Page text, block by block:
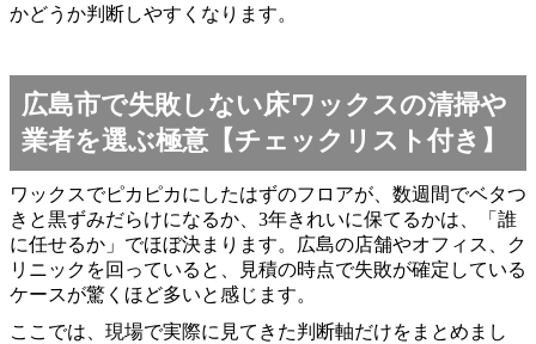
かどうか判断しやすくなります。
広島市で失敗しない床ワックスの清掃や
業者を選ぶ極意【チェックリスト付き】
ワックスでピカピカにしたはずのフロアが、数週間でベタつ
きと黒ずみだらけになるか、3年きれいに保てるかは、「誰
に任せるか」でほぼ決まります。広島の店舗やオフィス、ク
リニックを回っていると、見積の時点で失敗が確定している
ケースが驚くほど多いと感じます。
ここでは、現場で実際に見てきた判断軸だけをまとめまし